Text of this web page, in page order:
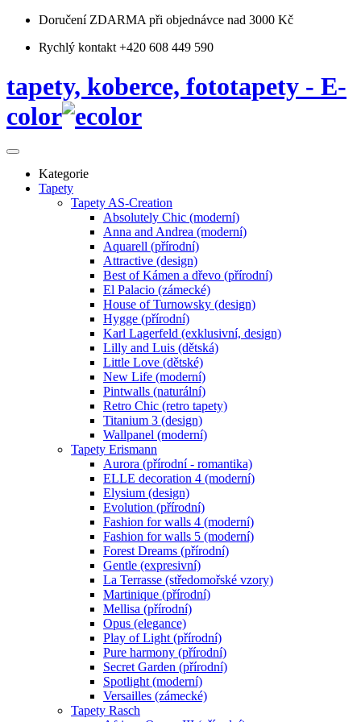
Doručení ZDARMA při objednávce nad 3000 Kč
Rychlý kontakt +420 608 449 590
tapety, koberce, fototapety - E-
color
Kategorie
Tapety
Tapety AS-Creation
Absolutely Chic (moderní)
Anna and Andrea (moderní)
Aquarell (přírodní)
Attractive (design)
Best of Kámen a dřevo (přírodní)
El Palacio (zámecké)
House of Turnowsky (design)
Hygge (přírodní)
Karl Lagerfeld (exklusivní, design)
Lilly and Luis (dětská)
Little Love (dětské)
New Life (moderní)
Pintwalls (naturální)
Retro Chic (retro tapety)
Titanium 3 (design)
Wallpanel (moderní)
Tapety Erismann
Aurora (přírodní - romantika)
ELLE decoration 4 (moderní)
Elysium (design)
Evolution (přírodní)
Fashion for walls 4 (moderní)
Fashion for walls 5 (moderní)
Forest Dreams (přírodní)
Gentle (expresivní)
La Terrasse (středomořské vzory)
Martinique (přírodní)
Mellisa (přírodní)
Opus (elegance)
Play of Light (přírodní)
Pure harmony (přírodní)
Secret Garden (přírodní)
Spotlight (moderní)
Versailles (zámecké)
Tapety Rasch